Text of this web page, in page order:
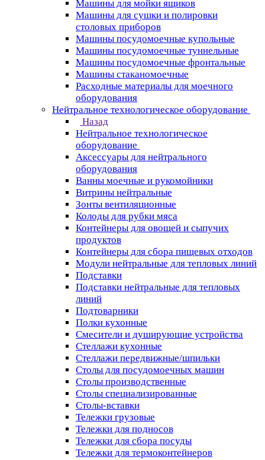
Машины для мойки ящиков
Машины для сушки и полировки
столовых приборов
Машины посудомоечные купольные
Машины посудомоечные туннельные
Машины посудомоечные фронтальные
Машины стаканомоечные
Расходные материалы для моечного
оборудования
Нейтральное технологическое оборудование
Назад
Нейтральное технологическое
оборудование
Аксессуары для нейтрального
оборудования
Ванны моечные и рукомойники
Витрины нейтральные
Зонты вентиляционные
Колоды для рубки мяса
Контейнеры для овощей и сыпучих
продуктов
Контейнеры для сбора пищевых отходов
Модули нейтральные для тепловых линий
Подставки
Подставки нейтральные для тепловых
линий
Подтоварники
Полки кухонные
Смесители и душирующие устройства
Стеллажи кухонные
Стеллажи передвижные/шпильки
Столы для посудомоечных машин
Столы производственные
Столы специализированные
Столы-вставки
Тележки грузовые
Тележки для подносов
Тележки для сбора посуды
Тележки для термоконтейнеров